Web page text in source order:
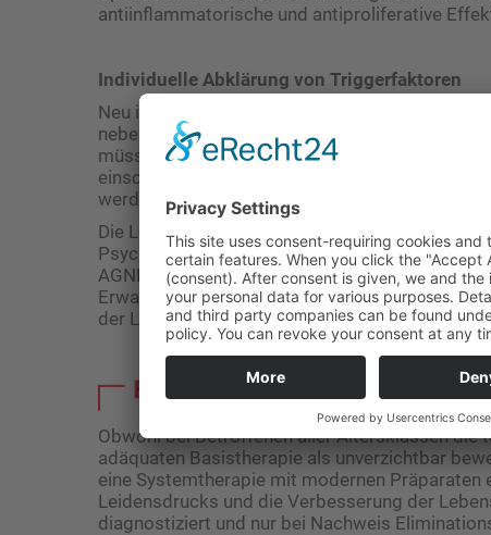
antiinflammatorische und antiproliferative
Individuelle Abklärung von Triggerfaktoren
Neu in der Leitlinie empfohlen wird die
neben der Diagnostik der AD an sich.
müssten unnötige Diäten gerade im Hinblick
einschränkende diätetische Maßnahmen
werden.
Die Leitlinien-Autoren empfehlen auch
Psychotherapie und spezielle
AGNES (für Eltern AD-kranker Kinder, erkrankte
Erwachsene) einzusetzen. Die
der Leitlinie helfen bei der
Obwohl bei Betroffenen aller Altersklassen die
adäquaten Basistherapie als unverzichtbar
eine Systemtherapie mit modernen
Leidensdrucks und die Verbesserung der
diagnostiziert und nur bei Nachweis